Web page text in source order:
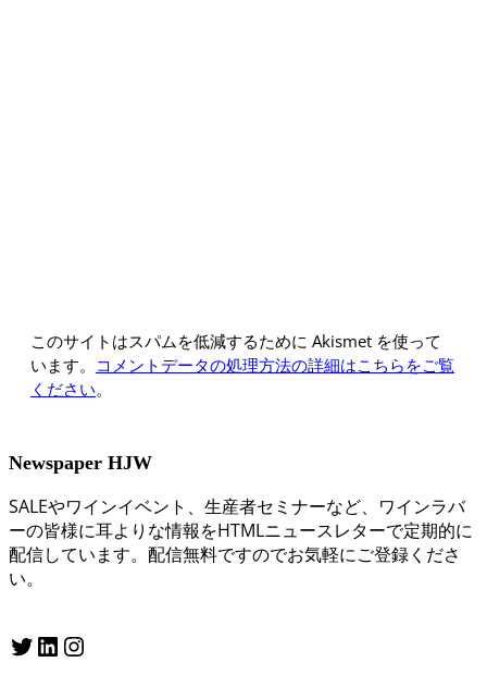
このサイトはスパムを低減するために Akismet を使って
います。 コメントデータの処理方法の詳細はこちらをご覧
ください。
Newspaper HJW
SALEやワインイベント、生産者セミナーなど、ワインラバ
ーの皆様に耳よりな情報をHTMLニュースレターで定期的に
配信しています。配信無料ですのでお気軽にご登録くださ
い。
Twitter LinkedIn Instagram